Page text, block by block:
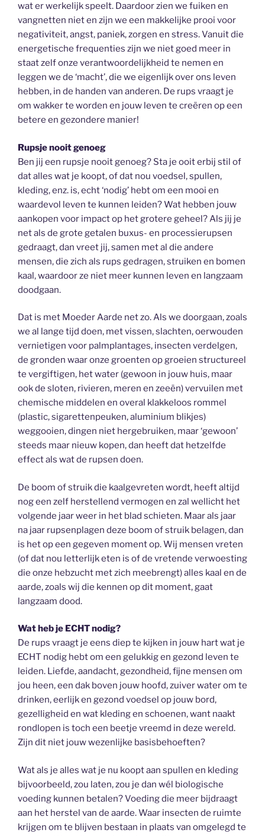
wat er werkelijk speelt. Daardoor zien we fuiken en
vangnetten niet en zijn we een makkelijke prooi voor
negativiteit, angst, paniek, zorgen en stress. Vanuit die
energetische frequenties zijn we niet goed meer in
staat zelf onze verantwoordelijkheid te nemen en
leggen we de ‘macht’, die we eigenlijk over ons leven
hebben, in de handen van anderen. De rups vraagt je
om wakker te worden en jouw leven te creëren op een
betere en gezondere manier!
Rupsje nooit genoeg
Ben jij een rupsje nooit genoeg? Sta je ooit erbij stil of
dat alles wat je koopt, of dat nou voedsel, spullen,
kleding, enz. is, echt ‘nodig’ hebt om een mooi en
waardevol leven te kunnen leiden? Wat hebben jouw
aankopen voor impact op het grotere geheel? Als jij je
net als de grote getalen buxus- en processierupsen
gedraagt, dan vreet jij, samen met al die andere
mensen, die zich als rups gedragen, struiken en bomen
kaal, waardoor ze niet meer kunnen leven en langzaam
doodgaan.
Dat is met Moeder Aarde net zo. Als we doorgaan, zoals
we al lange tijd doen, met vissen, slachten, oerwouden
vernietigen voor palmplantages, insecten verdelgen,
de gronden waar onze groenten op groeien structureel
te vergiftigen, het water (gewoon in jouw huis, maar
ook de sloten, rivieren, meren en zeeën) vervuilen met
chemische middelen en overal klakkeloos rommel
(plastic, sigarettenpeuken, aluminium blikjes)
weggooien, dingen niet hergebruiken, maar ‘gewoon’
steeds maar nieuw kopen, dan heeft dat hetzelfde
effect als wat de rupsen doen.
De boom of struik die kaalgevreten wordt, heeft altijd
nog een zelf herstellend vermogen en zal wellicht het
volgende jaar weer in het blad schieten. Maar als jaar
na jaar rupsenplagen deze boom of struik belagen, dan
is het op een gegeven moment op. Wij mensen vreten
(of dat nou letterlijk eten is of de vretende verwoesting
die onze hebzucht met zich meebrengt) alles kaal en de
aarde, zoals wij die kennen op dit moment, gaat
langzaam dood.
Wat heb je ECHT nodig?
De rups vraagt je eens diep te kijken in jouw hart wat je
ECHT nodig hebt om een gelukkig en gezond leven te
leiden. Liefde, aandacht, gezondheid, fijne mensen om
jou heen, een dak boven jouw hoofd, zuiver water om te
drinken, eerlijk en gezond voedsel op jouw bord,
gezelligheid en wat kleding en schoenen, want naakt
rondlopen is toch een beetje vreemd in deze wereld.
Zijn dit niet jouw wezenlijke basisbehoeften?
Wat als je alles wat je nu koopt aan spullen en kleding
bijvoorbeeld, zou laten, zou je dan wél biologische
voeding kunnen betalen? Voeding die meer bijdraagt
aan het herstel van de aarde. Waar insecten de ruimte
krijgen om te blijven bestaan in plaats van omgelegd te